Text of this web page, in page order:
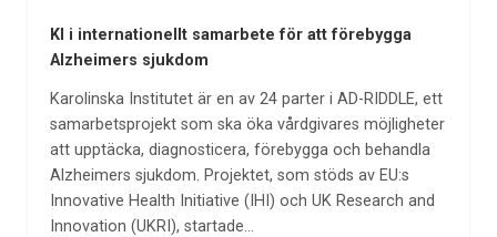
KI i internationellt samarbete för att förebygga
Alzheimers sjukdom
Karolinska Institutet är en av 24 parter i AD-RIDDLE, ett
samarbetsprojekt som ska öka vårdgivares möjligheter
att upptäcka, diagnosticera, förebygga och behandla
Alzheimers sjukdom. Projektet, som stöds av EU:s
Innovative Health Initiative (IHI) och UK Research and
Innovation (UKRI), startade…